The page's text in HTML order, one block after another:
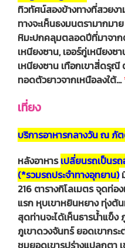
ทิวทัศน์สองข้างทางที่สวยงา
ทางจะเห็นธงมนตรามากม
หิมะปกคลุมตลอดปีที่มาจา
เหนียงซาน, เออร์กู่เหนียงซ
เหนียงซาน เทือกเขาสี่ดรุ
ทอดตัวยาวจากเหนือลงใต้…
เที่ยง
บริการอาหารกลางวัน ณ ภั
หลังอาหารเปลี่ยนรถเป็นร
(*รวมรถประจำทางอุทยาน)
216 ตารางกิโลเมตร จุดท่อ
แรก หุบเขาหยินหยาง ทุ่งต้
สุดท่านจะได้เห็นธารน้ำแข็ง
ภูเขาดวงจันทร์ ยอดเขาก
ชมยอดเขารูปร่างแปลกตา